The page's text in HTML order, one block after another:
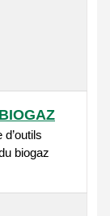
biogaz